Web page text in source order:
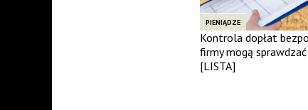
PIENIĄDZE
Kontrola dopłat
firmy mogą
[LISTA]